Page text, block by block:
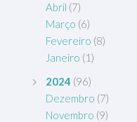
Abril (7)
Março (6)
Fevereiro (8)
Janeiro (1)
2024 (96)
Dezembro (7)
Novembro (9)